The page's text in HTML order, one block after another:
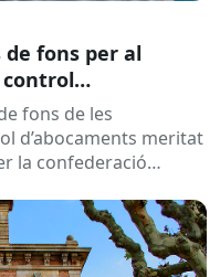
de fons per al
i liquidat l’any
fons de les
d’abocaments meritat
la confederació